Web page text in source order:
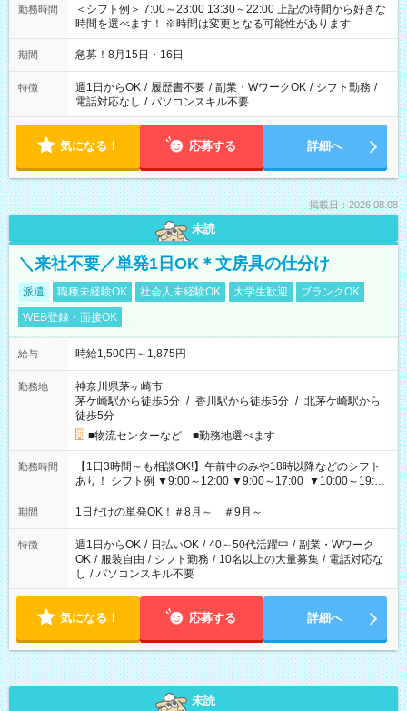
勤務時間
＜シフト例＞ 7:00～23:00 13:30～22:00 上記の時間から好きな
時間を選べます！ ※時間は変更となる可能性があります
期間 急募！8月15日・16日
特徴 週1日からOK / 履歴書不要 / 副業・WワークOK / シフト勤務 /
電話対応なし / パソコンスキル不要
気になる！ 応募する 詳細へ
掲載日：2026.08.08
未読
＼来社不要／単発1日OK＊文房具の仕分け
派遣 職種未経験OK 社会人未経験OK 大学生歓迎
ブランクOK
WEB登録・面接OK
給与 時給1,500円～1,875円
勤務地
神奈川県茅ヶ崎市
茅ケ崎駅から徒歩5分 / 香川駅から徒歩5分 / 北茅ケ崎駅から
徒歩5分
■物流センターなど ■勤務地選べます
勤務時間
【1日3時間～も相談OK!】午前中のみや18時以降などのシフト
あり！ シフト例 ▼9:00～12:00 ▼9:00～17:00 ▼10:00～19:00
▼18:00～21:00
期間 1日だけの単発OK！＃8月～ ＃9月～
特徴 週1日からOK / 日払いOK / 40～50代活躍中 / 副業・Wワーク
OK / 服装自由 / シフト勤務 / 10名以上の大量募集 / 電話対応な
し / パソコンスキル不要
気になる！ 応募する 詳細へ
未読